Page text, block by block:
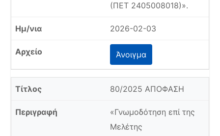
(ΠΕΤ 2405008018)».
2026-02-03
Άνοιγμα
80/2025 ΑΠΟΦΑΣΗ
«Γνωμοδότηση επί της
Μελέτης